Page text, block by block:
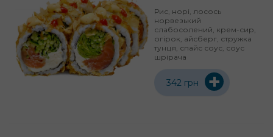
Рис, норі, лосось
норвезький
слабосолений, крем-сир,
огірок, айсберг, стружка
тунця, спайс соус, соус
шрірача
342 грн +